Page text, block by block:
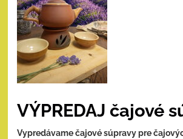
VÝPREDAJ čajové
Vypredávame čajové súpravy pre